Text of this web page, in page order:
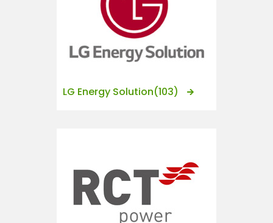
LG Energy Solution(103)